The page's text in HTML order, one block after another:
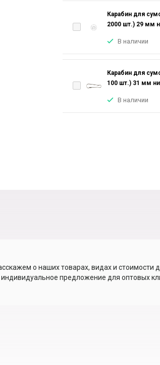
Карабин для
2000 шт.) 29 мм
В наличии
Карабин для
100 шт.) 31 мм
В наличии
о наших товарах, видах и стоимости
предложение для оптовых